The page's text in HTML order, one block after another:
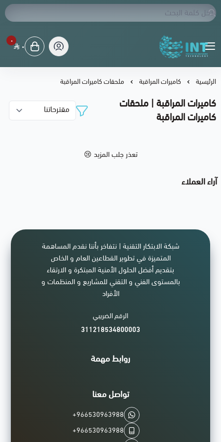
شبكة الابتكار التقنية
٠
٠
الرئيسية كاميرات المراقبة ملحقات كاميرات المراقبة
كاميرات المراقبة | ملحقات
كاميرات المراقبة
تعذر جلب المزيد 😢
آراء العملاء
شبكة الابتكار التقنية | نتفاخر بأننا نقدم المساهمة
المتميزة في تطوير القطاعين العام و الخاص
بتقديم أفضل الحلول الأمنية المبتكرة و الارتقاء
بالمستوى الفني و التقني للمشاريع و المنظمات و
الأفراد
الرقم الضريبي
311218534800003
روابط مهمة
تواصل معنا
+966530963988
+966530963988